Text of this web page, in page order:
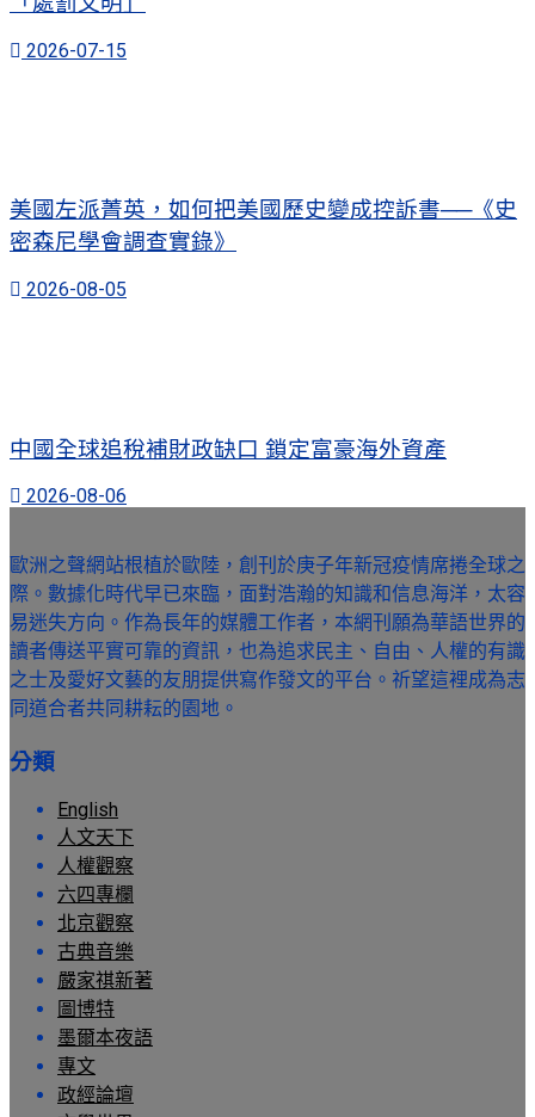
2026-07-15
美國左派菁英，如何把美國歷史變成控訴書──《史
密森尼學會調查實錄》
2026-08-05
中國全球追稅補財政缺口 鎖定富豪海外資產
2026-08-06
歐洲之聲網站根植於歐陸，創刊於庚子年新冠疫情席捲全球之
際。數據化時代早已來臨，面對浩瀚的知識和信息海洋，太容
易迷失方向。作為長年的媒體工作者，本網刊願為華語世界的
讀者傳送平實可靠的資訊，也為追求民主、自由、人權的有識
之士及愛好文藝的友朋提供寫作發文的平台。祈望這裡成為志
同道合者共同耕耘的園地。
分類
English
人文天下
人權觀察
六四專欄
北京觀察
古典音樂
嚴家祺新著
圖博特
墨爾本夜語
專文
政經論壇